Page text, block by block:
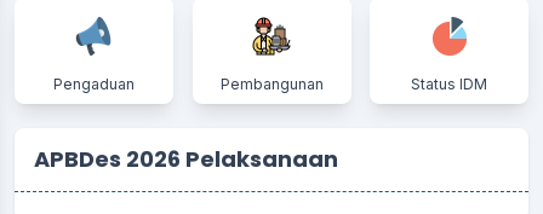
Pengaduan Pembangunan Status IDM
APBDes 2026 Pelaksanaan